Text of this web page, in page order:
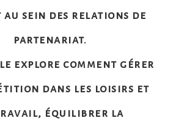
sein des relations de
partenariat.
explore comment gérer
dans les loisirs et
équilibrer la